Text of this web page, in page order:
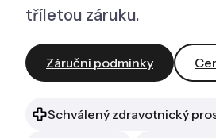
tříletou záruku.
Záruční podmínky
Schválený zdravotnický